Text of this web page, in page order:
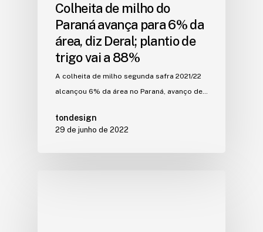
Colheita de milho do
Paraná avança para 6% da
área, diz Deral; plantio de
trigo vai a 88%
A colheita de milho segunda safra 2021/22
alcançou 6% da área no Paraná, avanço de…
tondesign
29 de junho de 2022